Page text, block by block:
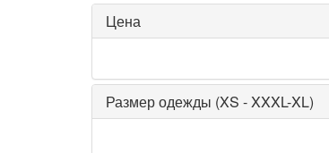
Цена
Размер одежды (XS - XXXL-XL)